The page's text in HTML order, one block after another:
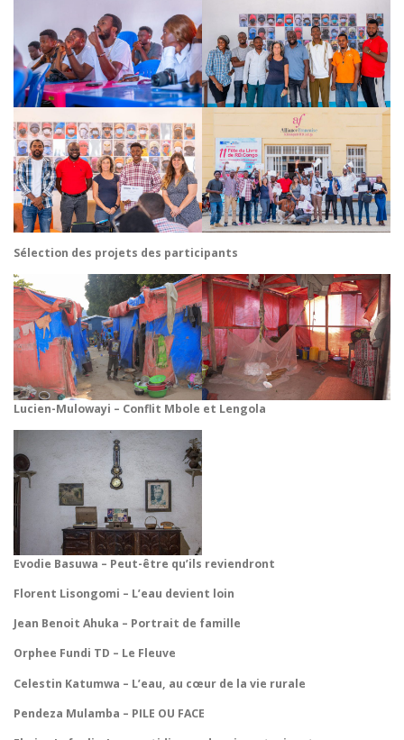
Sélection des projets des participants
Lucien-Mulowayi – Conflit Mbole et Lengola
Evodie Basuwa – Peut-être qu’ils reviendront
Florent Lisongomi – L’eau devient loin
Jean Benoit Ahuka – Portrait de famille
Orphee Fundi TD – Le Fleuve
Celestin Katumwa – L’eau, au cœur de la vie rurale
Pendeza Mulamba – PILE OU FACE